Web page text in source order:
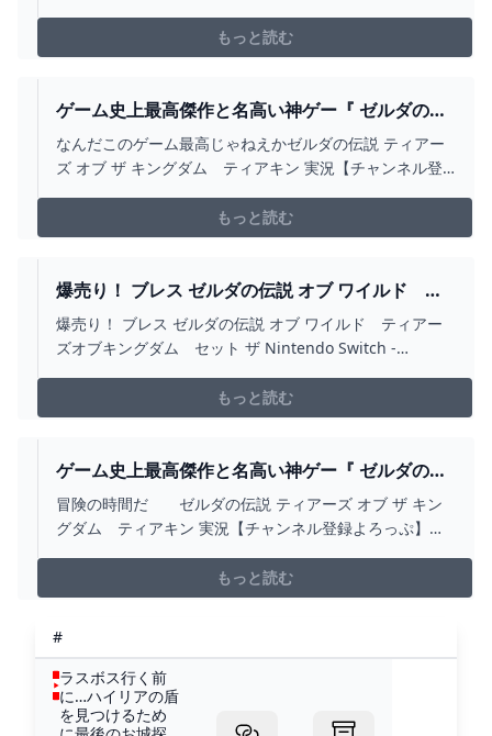
定期でお得なキャンペーン開催しています！🌟🌟 今な
ら出品している500円以下のゲーム1個プレゼント中🎁詳
でもOKです🎶) ⚠断捨離ついでの企画ですので、ある
程度断捨離できたら 予告無く終了いたします。🌟🌟
🌟🌟🌟🌟🌟🌟🌟🌟🌟🌟🌟🌟🌟🌟🌟🌟🌟🌟🌟 ●状
態①パッケージスレ傷あり②起動確認済み●発送①購入か
ら2日以内に発送②送料無料③プチプチ梱包有り④匿名配
送、発送状況追跡可能↑購入者様の住所や氏名といった個
状況も随時ご確認いただけます！●説明「ゼルダの伝説
ティアーズオブザキングダム」任天堂型番：
HACPAXN7A#任天堂#HACPAXN7A#エンタメ/ホビー#ゲ
ームソフト/ゲーム機本体#家庭用ゲームソフト#ティアキ
ン#ゼルダの伝説#ゼルダ#ティアーズオブザキングダム#
ティアーズオブキングダム#任天堂スイッチ#スイッチ#任
天堂Switch#Switch#ニンテンドー
もっと読む
ゲーム史上最高傑作と名高い神ゲー『 ゼルダの伝
説 ティアーズ オブ ザ キングダム 』#2 -
YOUTUBE
なんだこのゲーム最高じゃねえかゼルダの伝説 ティアー
ズ オブ ザ キングダム ティアキン 実況【チャンネル登
http://twitter.com/kiyo_saiore【インスタグラム】
http://www.instagram.com/kiy...
もっと読む
爆売り！ ブレス ゼルダの伝説 オブ ワイルド テ
ィアーズオブキングダム セット ザ NINTENDO
SWITCH - HEALTHSPRINGHMO.COM
爆売り！ ブレス ゼルダの伝説 オブ ワイルド ティアー
ズオブキングダム セット ザ Nintendo Switch -
もっと読む
ゲーム史上最高傑作と名高い神ゲー『 ゼルダの伝
説 ティアーズ オブ ザ キングダム 』#1 -
YOUTUBE
冒険の時間だ ゼルダの伝説 ティアーズ オブ ザ キン
グダム ティアキン 実況【チャンネル登録よろっぷ】
http://twitter.com/kiyo_saiore【インスタグラム】
http://www.instagram.com/kiyo_yuusy...
もっと読む
#
ラスボス行く前
に…ハイリアの盾
を見つけるため